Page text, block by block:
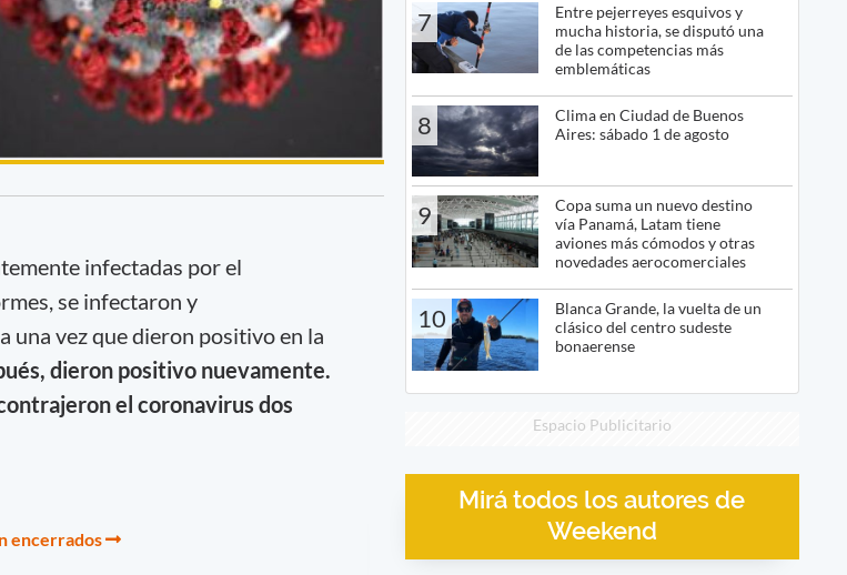
infectadas por el
se infectaron y
una vez que dieron positivo en la
dieron positivo nuevamente.
el coronavirus dos
encerrados
7
Entre pejerreyes esquivos y
mucha historia, se disputó una
de las competencias más
emblemáticas
8
Clima en Ciudad de Buenos
Aires: sábado 1 de agosto
9
Copa suma un nuevo destino
vía Panamá, Latam tiene
aviones más cómodos y otras
novedades aerocomerciales
10
Blanca Grande, la vuelta de un
clásico del centro sudeste
bonaerense
Espacio Publicitario
Mirá todos los autores de
Weekend